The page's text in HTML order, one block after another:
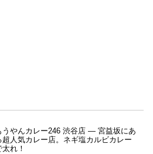
うやんカレー246 渋谷店 ― 宮益坂にあ
超人気カレー店。ネギ塩カルビカレー
太れ！